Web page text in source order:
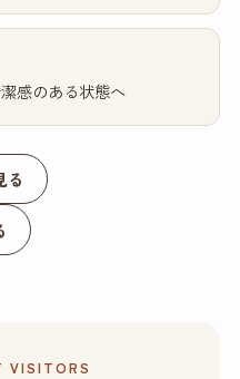
感のある状態へ
る
VISITORS